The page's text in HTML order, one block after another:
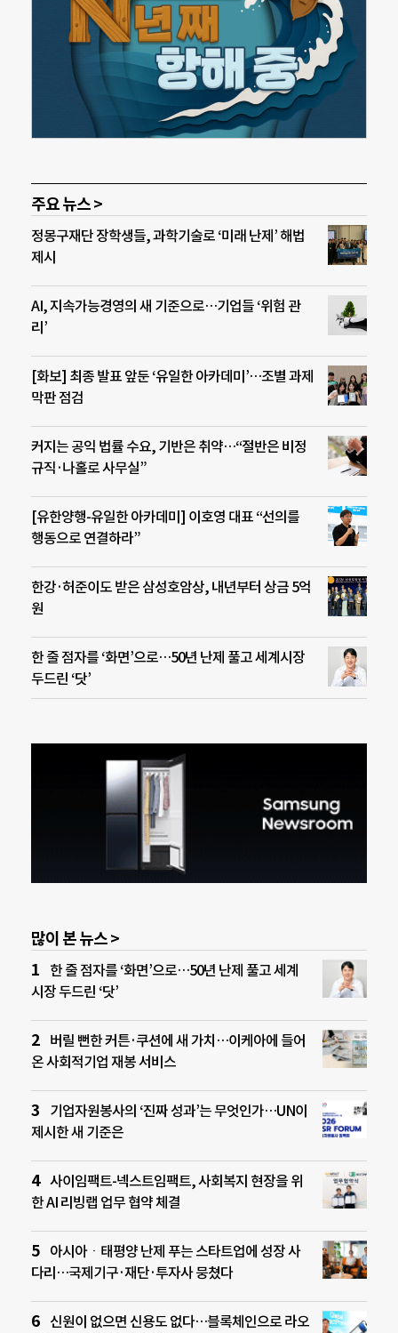
주요 뉴스 >
정몽구재단 장학생들, 과학기술로 ‘미래 난제’ 해법
제시
AI, 지속가능경영의 새 기준으로…기업들 ‘위험 관
리’
[화보] 최종 발표 앞둔 ‘유일한 아카데미’…조별 과제
막판 점검
커지는 공익 법률 수요, 기반은 취약…“절반은 비정
규직·나홀로 사무실”
[유한양행-유일한 아카데미] 이호영 대표 “선의를
행동으로 연결하라”
한강·허준이도 받은 삼성호암상, 내년부터 상금 5억
원
한 줄 점자를 ‘화면’으로…50년 난제 풀고 세계시장
두드린 ‘닷’
많이 본 뉴스 >
한 줄 점자를 ‘화면’으로…50년 난제 풀고 세계
시장 두드린 ‘닷’
버릴 뻔한 커튼·쿠션에 새 가치…이케아에 들어
온 사회적기업 재봉 서비스
기업자원봉사의 ‘진짜 성과’는 무엇인가…UN이
제시한 새 기준은
사이임팩트-넥스트임팩트, 사회복지 현장을 위
한 AI 리빙랩 업무 협약 체결
아시아ㆍ태평양 난제 푸는 스타트업에 성장 사
다리…국제기구·재단·투자사 뭉쳤다
신원이 없으면 신용도 없다…블록체인으로 라오